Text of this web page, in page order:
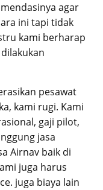
agar
ini tapi tidak
kami berharap
pesawat
kami rugi. Kami
gaji pilot,
jasa
Airnav baik di
juga harus
juga biaya lain